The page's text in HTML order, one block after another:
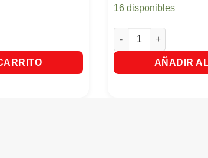
cantidad
16 disponibles
Glucerna Liquido
AÑADIR